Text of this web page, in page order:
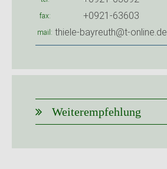
fax +0921-63603
mail thiele-bayreuth@t-online.de
Weiterempfehlung